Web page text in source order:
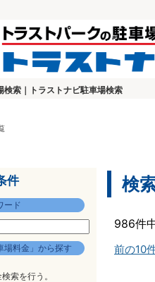
検索｜トラストナビ駐車場検索
件
ード
場料金」から探す
索を行う。
検
986件
前の10